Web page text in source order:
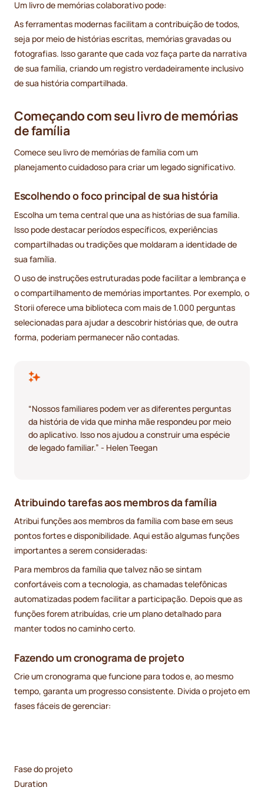
Um livro de memórias colaborativo pode:
As ferramentas modernas facilitam a contribuição de todos,
seja por meio de histórias escritas, memórias gravadas ou
fotografias. Isso garante que cada voz faça parte da narrativa
de sua família, criando um registro verdadeiramente inclusivo
de sua história compartilhada.
Começando com seu livro de memórias
de família
Comece seu livro de memórias de família com um
planejamento cuidadoso para criar um legado significativo.
Escolhendo o foco principal de sua história
Escolha um tema central que una as histórias de sua família.
Isso pode destacar períodos específicos, experiências
compartilhadas ou tradições que moldaram a identidade de
sua família.
O uso de instruções estruturadas pode facilitar a lembrança e
o compartilhamento de memórias importantes. Por exemplo, o
Storii oferece uma biblioteca com mais de 1.000 perguntas
selecionadas para ajudar a descobrir histórias que, de outra
forma, poderiam permanecer não contadas.
“Nossos familiares podem ver as diferentes perguntas
da história de vida que minha mãe respondeu por meio
do aplicativo. Isso nos ajudou a construir uma espécie
de legado familiar.” - Helen Teegan
Atribuindo tarefas aos membros da família
Atribui funções aos membros da família com base em seus
pontos fortes e disponibilidade. Aqui estão algumas funções
importantes a serem consideradas:
Para membros da família que talvez não se sintam
confortáveis com a tecnologia, as chamadas telefônicas
automatizadas podem facilitar a participação. Depois que as
funções forem atribuídas, crie um plano detalhado para
manter todos no caminho certo.
Fazendo um cronograma de projeto
Crie um cronograma que funcione para todos e, ao mesmo
tempo, garanta um progresso consistente. Divida o projeto em
fases fáceis de gerenciar:
Fase do projeto
Duration